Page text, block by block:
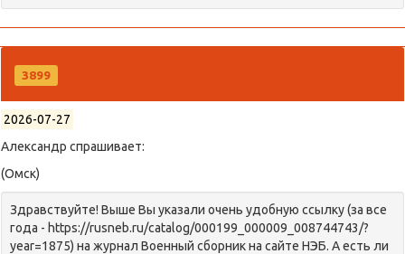
3899
2026-07-27
Александр спрашивает:
(Омск)
Здравствуйте! Выше Вы указали очень удобную ссылку (за все
года - https://rusneb.ru/catalog/000199_000009_008744743/?
year=1875) на журнал Военный сборник на сайте НЭБ. А есть ли